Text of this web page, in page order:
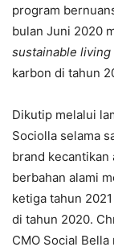
program
bulan Juni 2020
sustainable living
karbon di tahun
Dikutip melalui
Sociolla selama
brand kecantikan
berbahan alami
ketiga tahun
di tahun 2020.
CMO Social